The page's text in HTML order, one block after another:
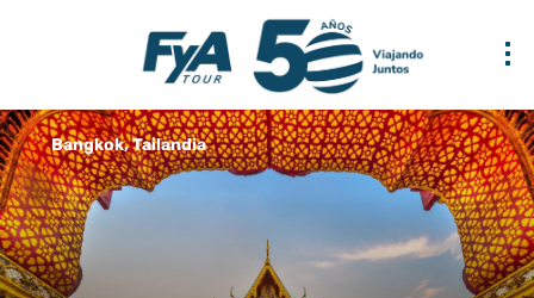
Bangkok, Tailandia